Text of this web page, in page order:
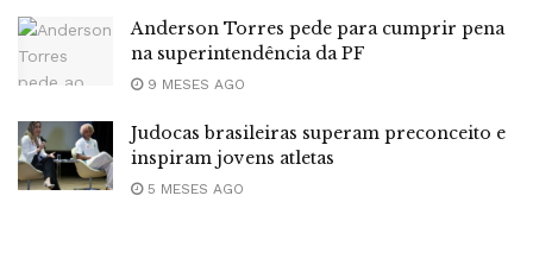
Anderson Torres pede para cumprir pena
na superintendência da PF
9 MESES AGO
Judocas brasileiras superam preconceito e
inspiram jovens atletas
5 MESES AGO